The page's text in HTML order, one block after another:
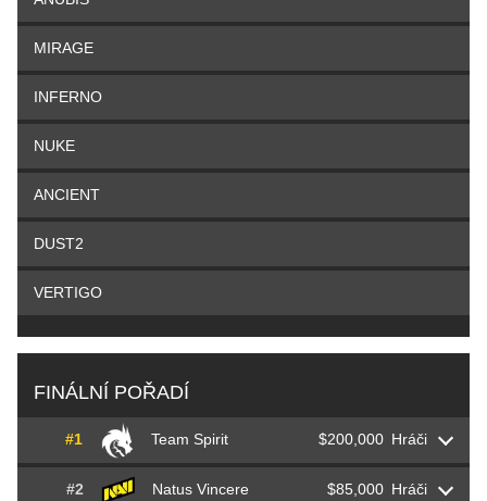
MIRAGE
INFERNO
NUKE
ANCIENT
DUST2
VERTIGO
FINÁLNÍ POŘADÍ
#1 Team Spirit $200,000 Hráči
LeonidchopperVishnyakov
#2 Natus Vincere $85,000 Hráči